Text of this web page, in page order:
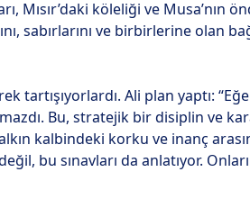
Mısır’daki köleliği ve Musa’nın
ve birbirlerine olan
tartışıyorlardı. Ali plan yaptı:
Bu, stratejik bir disiplin ve
kalbindeki korku ve inanç
bu sınavları da anlatıyor.